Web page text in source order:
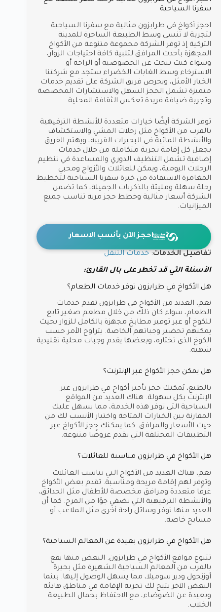
سفرنا السياحية
احجز أكواخ في طرابزون مثالية مع سفرنا السياحية
لتجربة لا تنسى وسط الطبيعة الساحرة للمدينة
التركية إذ توفر الشركة مجموعة متنوعة من الأكواخ
المجهزة بأحدث المرافق لتلبية كافة احتياجات الزوار،
وسواء كنت تبحث عن الخصوصية أو الراحة أو
الاسترخاء وسط الغابات الخضراء ستجد مع شركتنا
الخيار الأمثل، ويحرص فريق الشركة على تقديم خدمات
متميزة تشمل الحجز السهل والاستشارات المخصصة
وتجربة ضيافة فريدة تعكس الثقافة المحلية.
توفر الشركة أيضًا خيارات متعددة للأنشطة الترفيهية
بالقرب من الأكواخ مثل رحلات المشي والاستكشاف
والأنشطة المائية في البحيرات القريبة، ويهتم الفريق
بجعل كل إقامة تجربة متكاملة من خلال خدمات
إضافية تشمل التنظيف الدوري والمساعدة في تنظيم
الرحلات اليومية، ويمكن للعائلات والأزواج ومحبي
المغامرة الاستفادة من خبرة سفرنا السياحية لتخطيط
رحلة سهلة ومليئة بالذكريات الجميلة، كما تضمن
الشركة أسعار مثالية وخطط حجز مرنة تناسب جميع
الميزانيات.
احجز الآن بأنسب الاسعار
تفاصيل الخدمات: خدمات التنقل
الأسئلة التي قد تخطر على بال القارئ:
هل الأكواخ في طرابزون توفر خدمات الطعام؟
نعم، العديد من الأكواخ في طرابزون تقدم خدمات
الطعام، سواء كان ذلك من خلال مطعم صغير تابع
للكوخ أو عبر توفير مطابخ مجهزة بالكامل للزوار بحيث
يمكنهم تحضير وجباتهم الخاصة. يتراوح الأمر حسب
الكوخ الذي تختاره، وبعضها يقدم وجبات محلية تقليدية
شهية.
هل يمكن حجز الأكواخ عبر الإنترنت؟
بالطبع، يُمكنك حجز تأجير أكواخ في طرابزون عبر
الإنترنت بكل سهولة. هناك العديد من المواقع
السياحية التي توفر هذه الخدمة، مما يسهل عليك
المقارنة بين الخيارات المتاحة واختيار الأنسب لك من
حيث الأسعار والمرافق. كما يمكنك حجز الأكواخ عبر
التطبيقات المختلفة التي تقدم عروضًا متنوعة.
هل الأكواخ في طرابزون مناسبة للعائلات؟
نعم، هناك العديد من الأكواخ التي تناسب العائلات
وتوفر لهم إقامة مريحة ومناسبة. تقدم بعض الأكواخ
غرفًا متعددة ومرافق مخصصة للأطفال مثل الحدائق،
والأنشطة الترفيهية التي تضفي جوًا من المرح. كما أن
العديد منها توفر وسائل راحة أخرى مثل الملاعب أو
مسابح خاصة.
هل الأكواخ في طرابزون بعيدة عن المعالم السياحية؟
تتنوع مواقع الأكواخ في طرابزون. البعض منها يقع
بالقرب من المعالم السياحية الشهيرة مثل بحيرة
أوزنجول ودير سوميلا، مما يسهل الوصول إليها. بينما
البعض الآخر يتيح لك تجربة الإقامة في مناطق هادئة
وبعيدة عن الضوضاء، مع الاحتفاظ بجمال الطبيعة
الخلاب.